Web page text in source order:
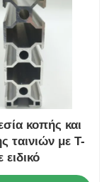
αλουμινίου
κοπής και
ταινιών με T-
προφίλ